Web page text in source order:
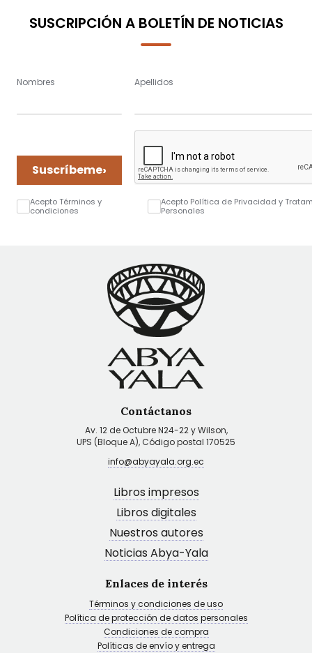
SUSCRIPCIÓN A BOLETÍN DE NOTICIAS
Nombres Apellidos
Suscríbeme›
Acepto Términos y
condiciones
Acepto Política de Privacidad y
Personales
Contáctanos
Av. 12 de Octubre N24-22 y Wilson,
UPS (Bloque A), Código postal 170525
info@abyayala.org.ec
Libros impresos
Libros digitales
Nuestros autores
Noticias Abya-Yala
Enlaces de interés
Términos y condiciones de uso
Política de protección de datos personales
Condiciones de compra
Políticas de envío y entrega